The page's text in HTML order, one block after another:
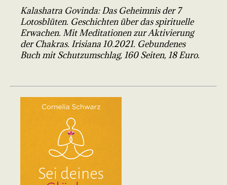
Kalashatra Govinda: Das Geheimnis der 7
Lotosblüten. Geschichten über das spirituelle
Erwachen. Mit Meditationen zur Aktivierung
der Chakras. Irisiana 10.2021. Gebundenes
Buch mit Schutzumschlag, 160 Seiten, 18 Euro.